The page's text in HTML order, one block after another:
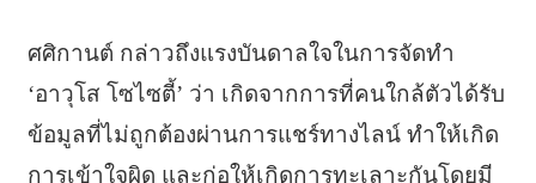
ศศิกานต์ กล่าวถึงแรงบันดาลใจในการจัดทำ
‘อาวุโส โซไซตี้’ ว่า เกิดจากการที่คนใกล้ตัวได้รับ
ข้อมูลที่ไม่ถูกต้องผ่านการแชร์ทางไลน์ ทำให้เกิด
การเข้าใจผิด และก่อให้เกิดการทะเลาะกันโดยมี